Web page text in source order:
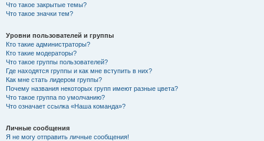
Что такое закрытые темы?
Что такое значки тем?
Уровни пользователей и группы
Кто такие администраторы?
Кто такие модераторы?
Что такое группы пользователей?
Где находятся группы и как мне вступить в них?
Как мне стать лидером группы?
Почему названия некоторых групп имеют разные цвета?
Что такое группа по умолчанию?
Что означает ссылка «Наша команда»?
Личные сообщения
Я не могу отправить личные сообщения!